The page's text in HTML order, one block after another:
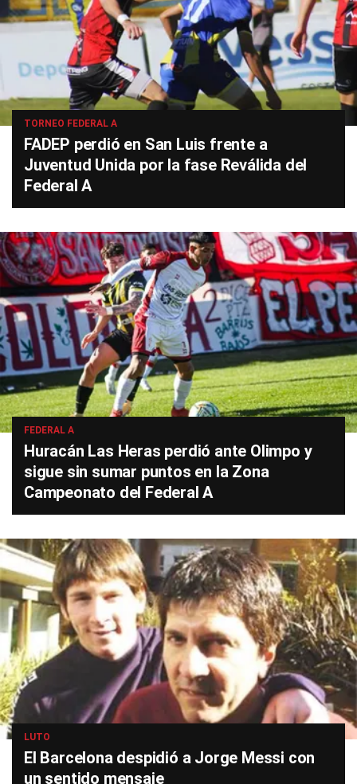
TORNEO FEDERAL A
FADEP perdió en San Luis frente a
Juventud Unida por la fase Reválida del
Federal A
FEDERAL A
Huracán Las Heras perdió ante Olimpo y
sigue sin sumar puntos en la Zona
Campeonato del Federal A
LUTO
El Barcelona despidió a Jorge Messi con
un sentido mensaje